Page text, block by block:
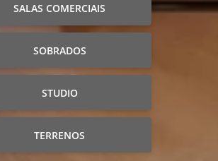
SALAS COMERCIAIS
SOBRADOS
STUDIO
TERRENOS